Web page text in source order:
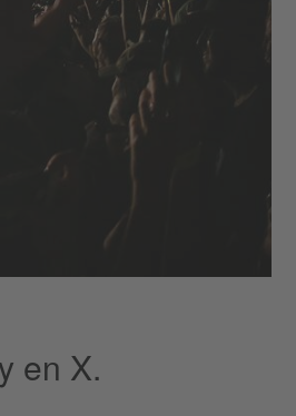
en X.